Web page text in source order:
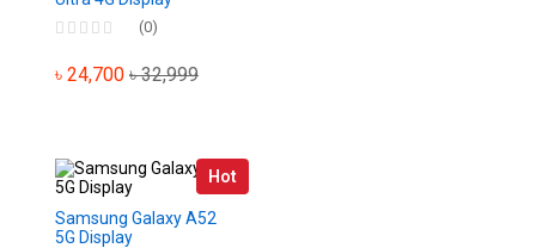
(0)
৳ 24,700 ৳ 32,999
Hot
Samsung Galaxy A52
5G Display